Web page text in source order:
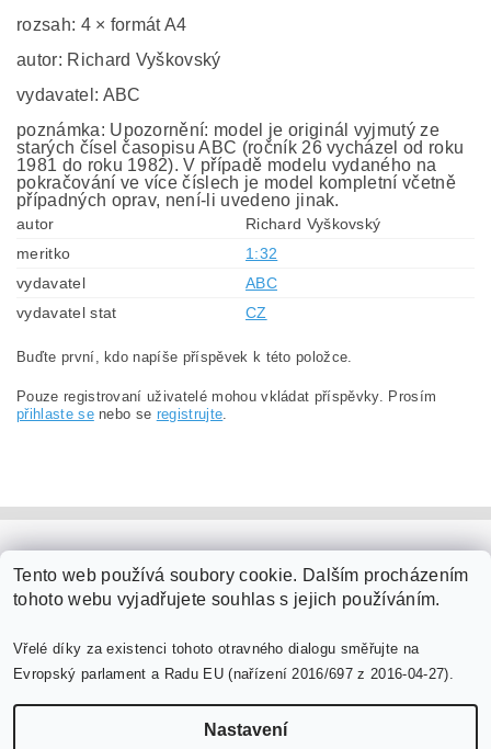
rozsah: 4 × formát A4
autor: Richard Vyškovský
vydavatel: ABC
poznámka: Upozornění: model je originál vyjmutý ze
starých čísel časopisu ABC (ročník 26 vycházel od roku
1981 do roku 1982). V případě modelu vydaného na
pokračování ve více číslech je model kompletní včetně
případných oprav, není-li uvedeno jinak.
autor
Richard Vyškovský
meritko
1:32
vydavatel
ABC
vydavatel stat
CZ
Buďte první, kdo napíše příspěvek k této položce.
Pouze registrovaní uživatelé mohou vkládat příspěvky. Prosím
přihlaste senebo se registrujte.
Tento web používá soubory cookie. Dalším procházením
tohoto webu vyjadřujete souhlas s jejich používáním.
Vřelé díky za existenci tohoto otravného dialogu směřujte na
Evropský parlament a Radu EU (nařízení 2016/697 z 2016-04-27).
Nastavení